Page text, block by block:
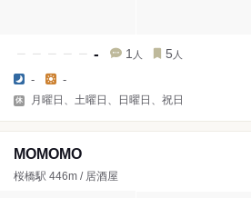
- 1 人 5 人
- -
月曜日、土曜日、日曜日、祝日
MOMOMO
桜橋駅 446m / 居酒屋